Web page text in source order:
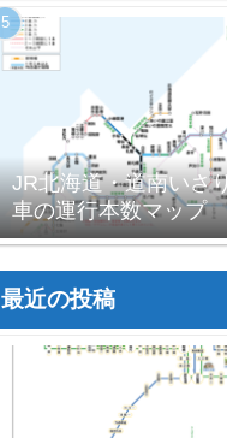
JR北海道・道南いさ
車の運行本数マップ
最近の投稿